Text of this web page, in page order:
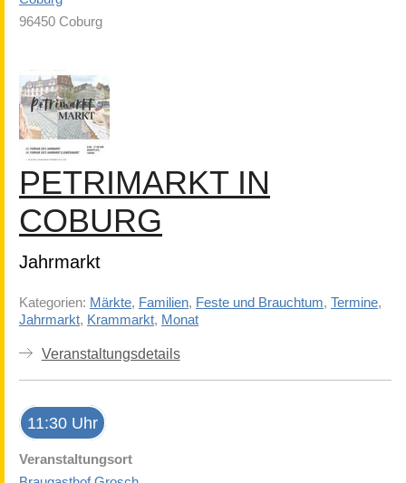
96450 Coburg
PETRIMARKT IN
COBURG
Jahrmarkt
Kategorien: Märkte, Familien, Feste und Brauchtum, Termine,
Jahrmarkt, Krammarkt, Monat
Veranstaltungsdetails
11:30 Uhr
Veranstaltungsort